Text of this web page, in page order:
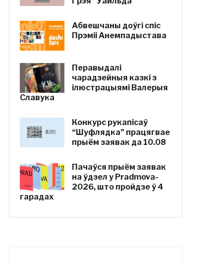
Абвешчаны доўгі спіс
Прэміі Анемпадыстава
Перавыдалі
чарадзейныя казкі з
ілюстрацыямі Валерыя
Славука
Конкурс рукапісаў
“Шуфлядка” працягвае
прыём заявак да 10.08
Пачаўся прыём заявак
на ўдзел у Pradmova-
2026, што пройдзе ў 4
гарадах